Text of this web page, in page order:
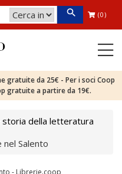
(0)
gratuite da 25€ - Per i soci Coop
gratuite a partire da 19€.
storia della letteratura
Salento